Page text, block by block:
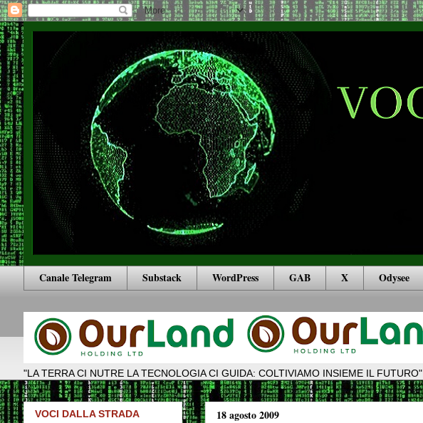
Canale Telegram Substack WordPress GAB X Odysee
"LA TERRA CI NUTRE LA TECNOLOGIA CI GUIDA: COLTIVIAMO INSIEME IL FUTURO"
18 agosto 2009
VOCI DALLA STRADA